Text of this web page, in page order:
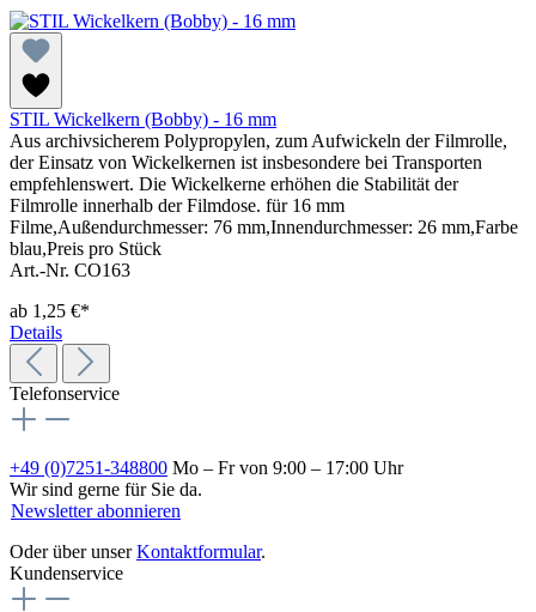
STIL Wickelkern (Bobby) - 16 mm
Aus archivsicherem Polypropylen, zum Aufwickeln der Filmrolle,
der Einsatz von Wickelkernen ist insbesondere bei Transporten
empfehlenswert. Die Wickelkerne erhöhen die Stabilität der
Filmrolle innerhalb der Filmdose. für 16 mm
Filme,Außendurchmesser: 76 mm,Innendurchmesser: 26 mm,Farbe
blau,Preis pro Stück
Art.-Nr. CO163
ab 1,25 €*
Details
Telefonservice
+49 (0)7251-348800 Mo – Fr von 9:00 – 17:00 Uhr
Wir sind gerne für Sie da.
Newsletter abonnieren
Oder über unserKontaktformular.
Kundenservice